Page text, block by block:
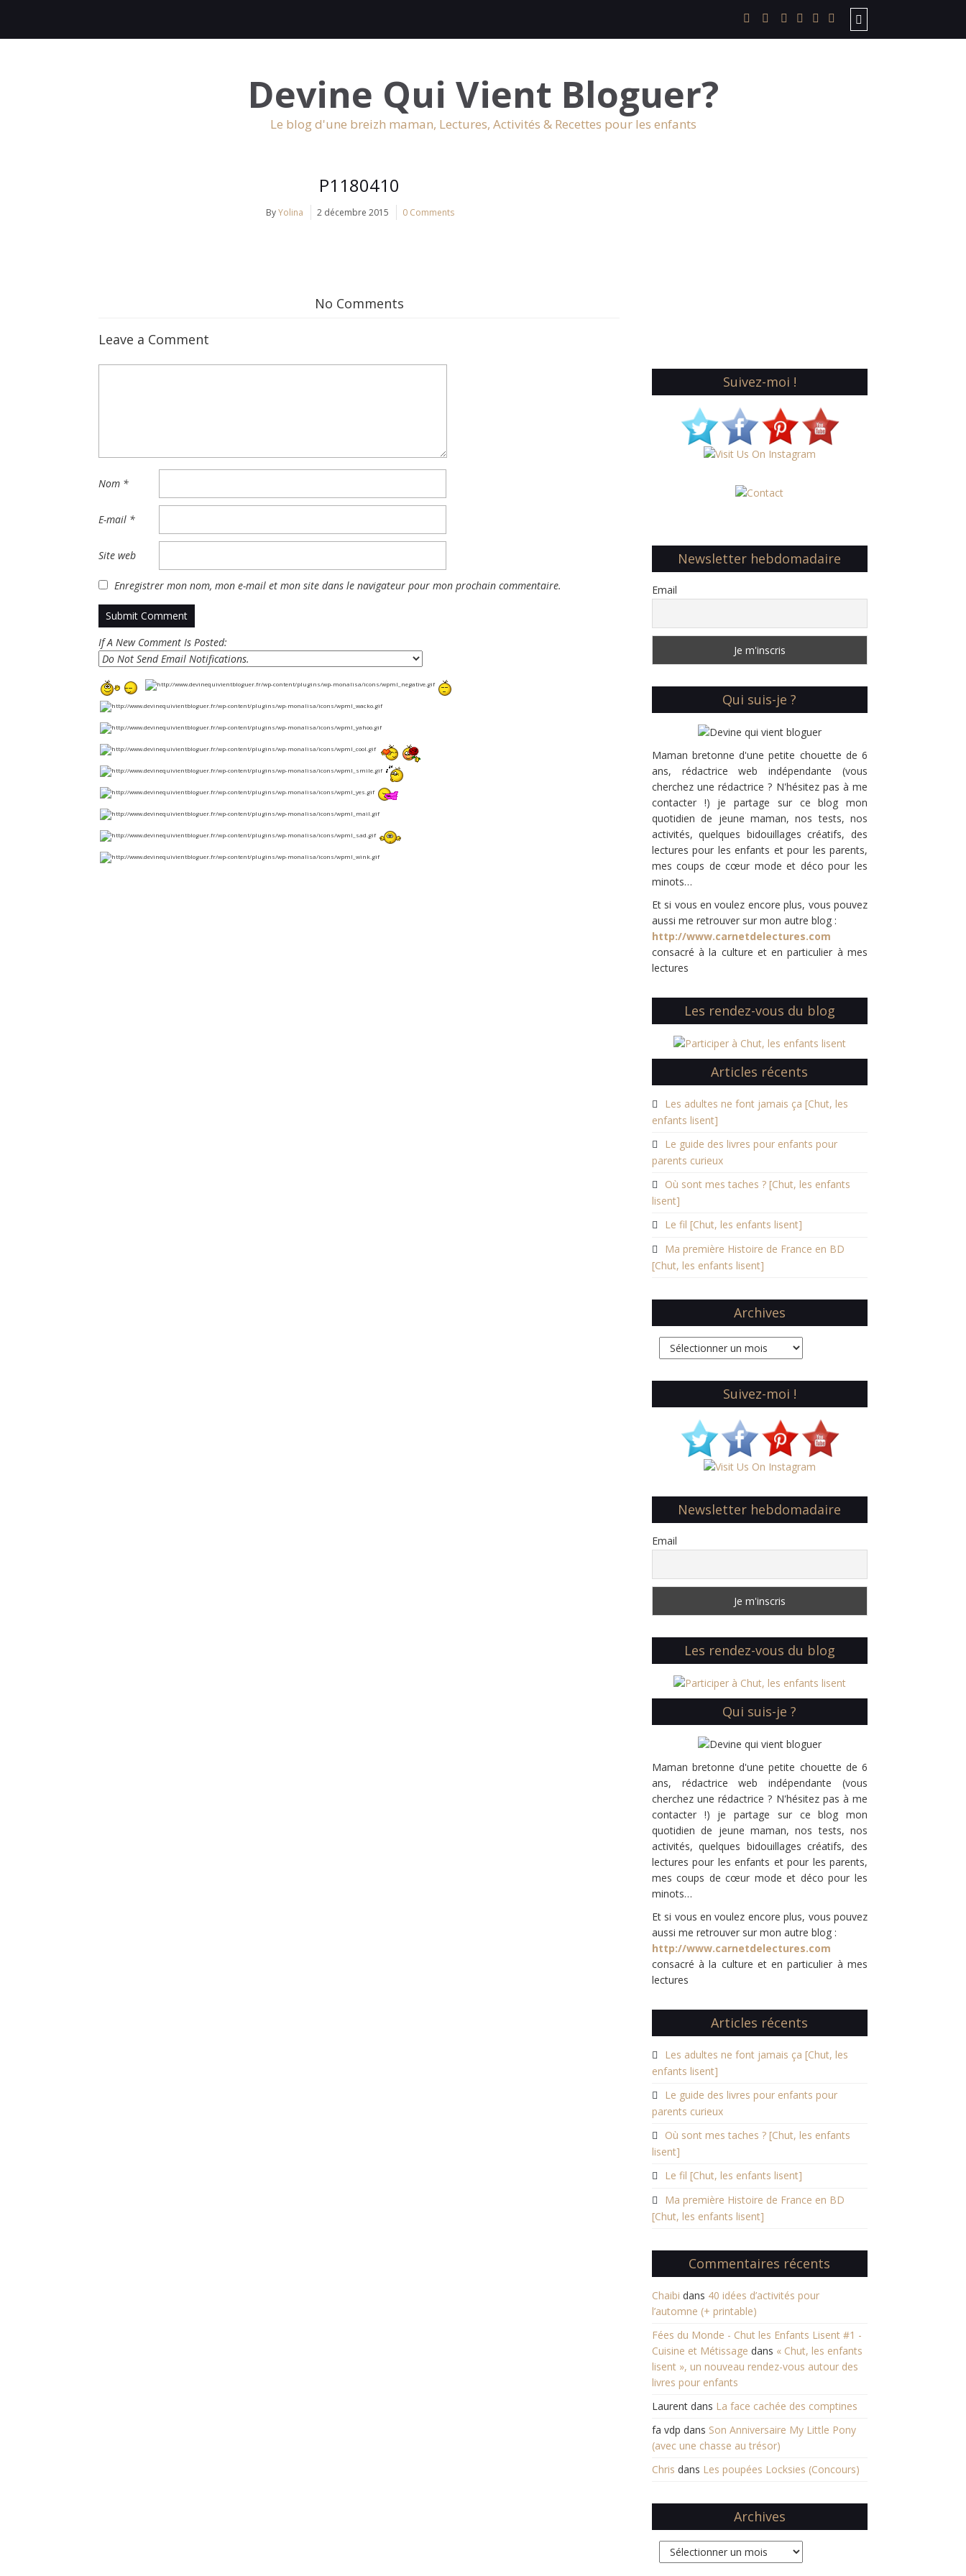
Devine Qui Vient Bloguer?
Le blog d'une breizh maman, Lectures, Activités & Recettes pour les enfants
P1180410
ByYolina 2 décembre 2015 0 Comments
No Comments
Leave a Comment
Nom *
E-mail *
Site web
Enregistrer mon nom, mon e-mail et mon site dans le navigateur pour mon prochain commentaire.
If A New Comment Is Posted:
Suivez-moi !
Newsletter hebdomadaire
Email
Qui suis-je ?
Maman bretonne d'une petite chouette de 6
ans, rédactrice web indépendante (vous
cherchez une rédactrice ? N'hésitez pas à me
contacter !) je partage sur ce blog mon
quotidien de jeune maman, nos tests, nos
activités, quelques bidouillages créatifs, des
lectures pour les enfants et pour les parents,
mes coups de cœur mode et déco pour les
minots…
Et si vous en voulez encore plus, vous pouvez
aussi me retrouver sur mon autre blog :
http://www.carnetdelectures.com
consacré à la culture et en particulier à mes
lectures
Les rendez-vous du blog
Articles récents
Les adultes ne font jamais ça [Chut, les
enfants lisent]
Le guide des livres pour enfants pour
parents curieux
Où sont mes taches ? [Chut, les enfants
lisent]
Le fil [Chut, les enfants lisent]
Ma première Histoire de France en BD
[Chut, les enfants lisent]
Archives
Archives
Suivez-moi !
Newsletter hebdomadaire
Email
Les rendez-vous du blog
Qui suis-je ?
Maman bretonne d'une petite chouette de 6
ans, rédactrice web indépendante (vous
cherchez une rédactrice ? N'hésitez pas à me
contacter !) je partage sur ce blog mon
quotidien de jeune maman, nos tests, nos
activités, quelques bidouillages créatifs, des
lectures pour les enfants et pour les parents,
mes coups de cœur mode et déco pour les
minots…
Et si vous en voulez encore plus, vous pouvez
aussi me retrouver sur mon autre blog :
http://www.carnetdelectures.com
consacré à la culture et en particulier à mes
lectures
Articles récents
Les adultes ne font jamais ça [Chut, les
enfants lisent]
Le guide des livres pour enfants pour
parents curieux
Où sont mes taches ? [Chut, les enfants
lisent]
Le fil [Chut, les enfants lisent]
Ma première Histoire de France en BD
[Chut, les enfants lisent]
Commentaires récents
Chaibi dans 40 idées d’activités pour
l’automne (+ printable)
Fées du Monde - Chut les Enfants Lisent #1 -
Cuisine et Métissage dans « Chut, les enfants
lisent », un nouveau rendez-vous autour des
livres pour enfants
Laurentdans La face cachée des comptines
fa vdp dans Son Anniversaire My Little Pony
(avec une chasse au trésor)
Chris dans Les poupées Locksies (Concours)
Archives
Archives